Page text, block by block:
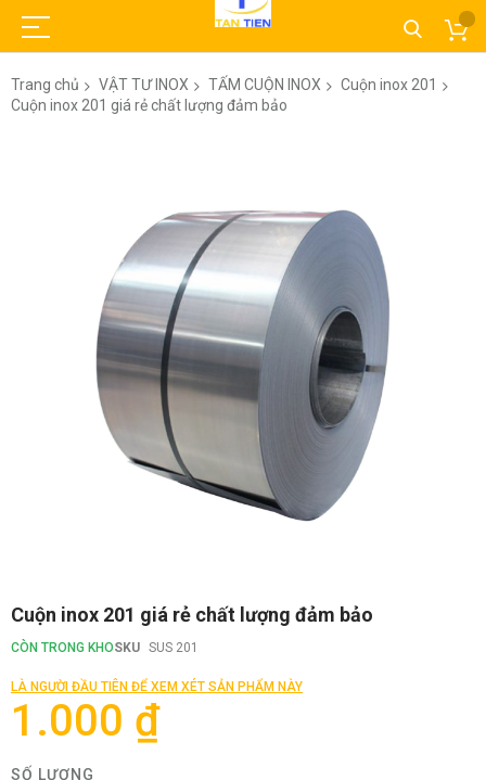
Trang chủ VẬT TƯ INOX TẤM CUỘN INOX
Cuộn inox 201
Cuộn inox 201 giá rẻ chất lượng đảm bảo
Chuyển
phần
của
thư
hình
Cuộn inox 201 giá rẻ chất lượng đảm bảo
CÒN TRONG KHOSKU SUS 201
LÀ NGƯỜI ĐẦU TIÊN ĐỂ XEM XÉT SẢN PHẨM NÀY
1.000 ₫
SỐ LƯỢNG